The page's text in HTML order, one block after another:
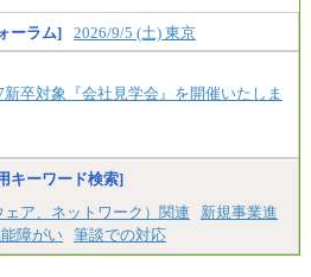
ーラム] 2026/9/5 (土) 東京
新卒対象『会社見学会』を開催いたしま
キーワード検索]
ア、ネットワーク）関連
新規事業進
障がい 筆談での対応